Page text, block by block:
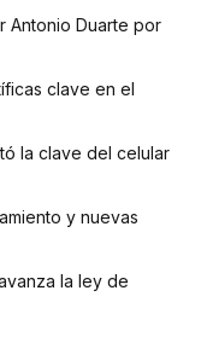
Antonio Duarte por
clave en el
la clave del celular
y nuevas
la ley de